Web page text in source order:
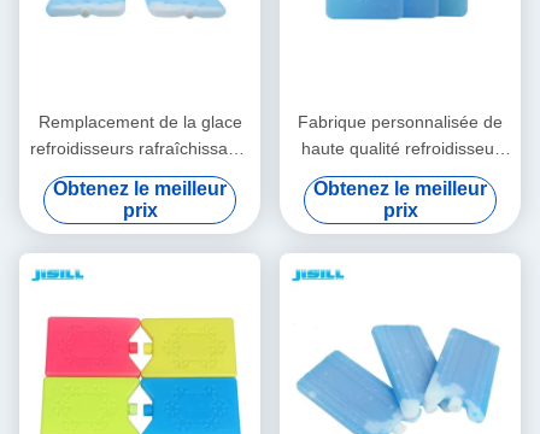
Remplacement de la glace
refroidisseurs rafraîchissants
délicats déjeuner packs de
glace répulsif ensemble pour
conteneur alimentaire
Obtenez le meilleur
prix
Fabrique personnalisée de
haute qualité refroidisseur
de glace plat refroidisseur de
déjeuner en brique Ice Pack
avec flocon de neige
Obtenez le meilleur
prix